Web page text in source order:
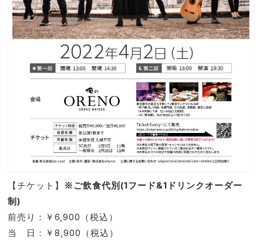
【チケット】 ※ご飲食代別(1フード&1ドリンクオーダー
制)
前売り：￥6,900（税込）
当 日：￥8,900（税込）